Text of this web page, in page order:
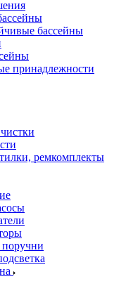
бассейны
принадлежности
ремкомплекты